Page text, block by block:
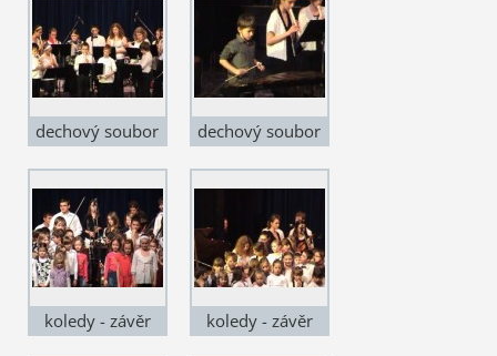
dechový soubor dechový soubor
koledy - závěr koledy - závěr